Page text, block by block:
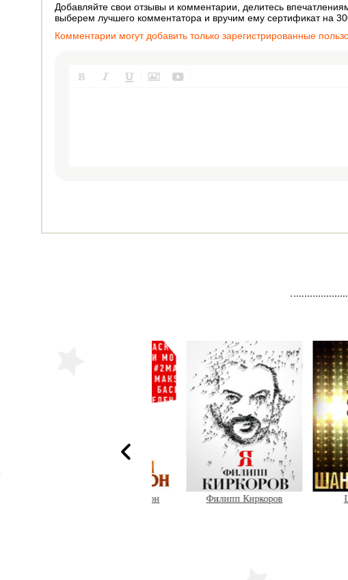
Добавляйте свои отзывы и комментарии, делитесь
выберем лучшего комментатора и вручим ему сертификат на
Комментарии могут добавить только зарегистрированные
    
Филипп Киркоров Шансон